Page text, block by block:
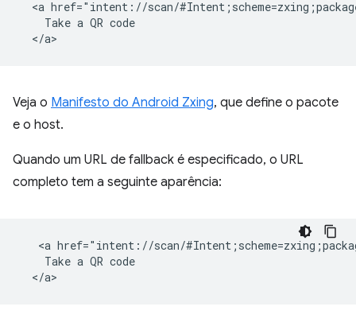
<a href="intent://scan/
    Take a QR code
Veja o Manifesto do Android Zxing, que define o pacote
e o host.
Quando um URL de fallback é especificado, o URL
completo tem a seguinte aparência:
<a href="intent://scan/
    Take a QR code